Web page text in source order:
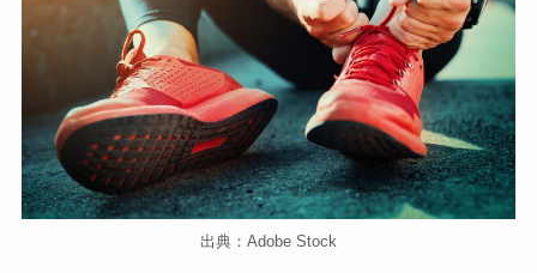
出典：Adobe Stock